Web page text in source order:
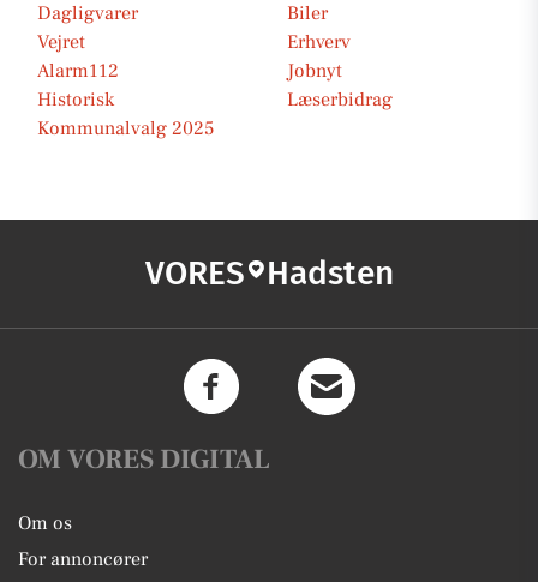
Dagligvarer
Biler
Vejret
Erhverv
Alarm112
Jobnyt
Historisk
Læserbidrag
Kommunalvalg 2025
VORES Hadsten
OM VORES DIGITAL
Om os
For annoncører